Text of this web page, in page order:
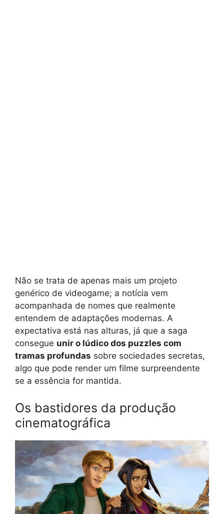
Não se trata de apenas mais um projeto
genérico de videogame; a notícia vem
acompanhada de nomes que realmente
entendem de adaptações modernas. A
expectativa está nas alturas, já que a saga
consegue unir o lúdico dos puzzles com
tramas profundas sobre sociedades secretas,
algo que pode render um filme surpreendente
se a essência for mantida.
Os bastidores da produção
cinematográfica